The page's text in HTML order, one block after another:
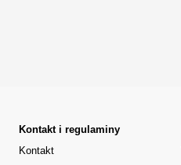
Kontakt i regulaminy
Kontakt